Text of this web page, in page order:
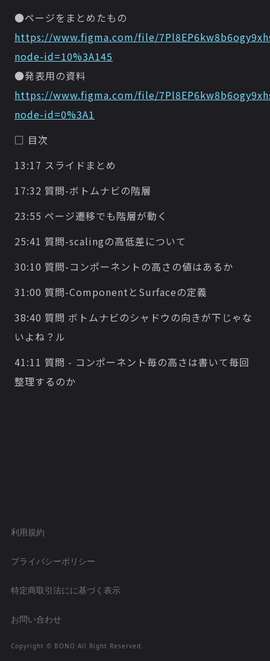
●ページをまとめたもの
https://www.figma.com/file/
node-id=10%3A145
●発表用の資料
https://www.figma.com/file/
node-id=0%3A1
□ 目次
13:17 スライドまとめ
17:32 質問-ボトムナビの階層
23:55 ページ遷移でも階層が動く
25:41 質問-scalingの高低差について
30:10 質問-コンポーネントの高さの値はあるか
31:00 質問-ComponentとSurfaceの定義
38:40 質問 ボトムナビのシャドウの向きが下じゃな
いよね？ル
41:11 質問 - コンポーネント毎の高さは書いて毎回
整理するのか
利用規約
プライバシーポリシー
特定商取引法にに基づく表示
お問い合わせ
Copyright ©︎ BONO All Right Reserved.